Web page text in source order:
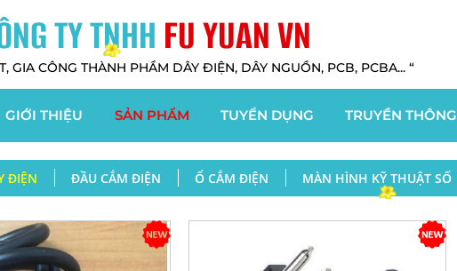
TY TNHH FU YUAN VN
GIA CÔNG THÀNH PHẦM DÂY ĐIỆN, DÂY NGUỒN, PCB, PCBA... “
GIỚI THIỆU SẢN PHẨM TUYỂN DỤNG TRUYỀN THÔNG
ĐIỆN ĐẦU CẮM ĐIỆN Ổ CẮM ĐIỆN MÀN HÌNH KỸ THUẬT SỐ